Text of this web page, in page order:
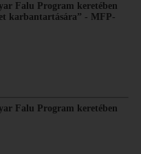
Falu Program keretében
karbantartására” - MFP-
Falu Program keretében